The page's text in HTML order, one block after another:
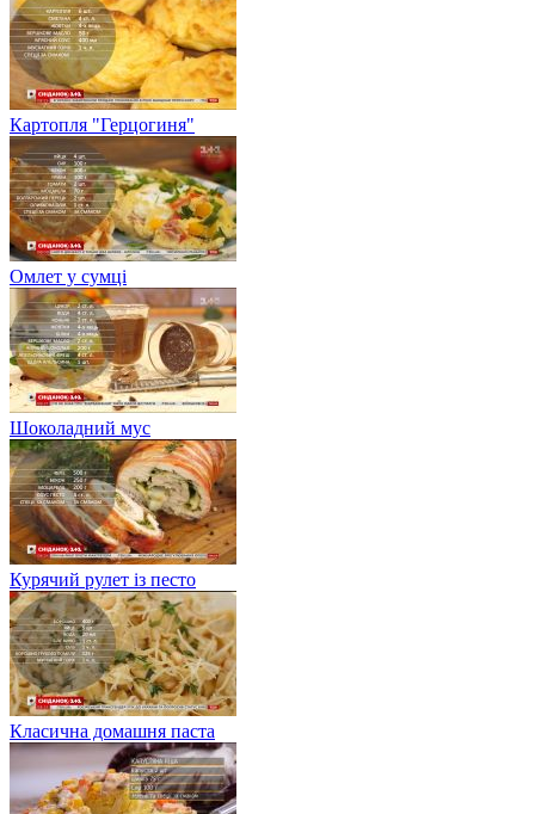
Картопля "Герцогиня"
Омлет у сумці
Шоколадний мус
Курячий рулет із песто
Класична домашня паста